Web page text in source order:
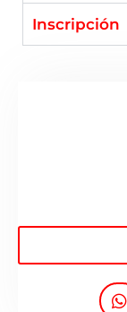
Programas
Inscripción